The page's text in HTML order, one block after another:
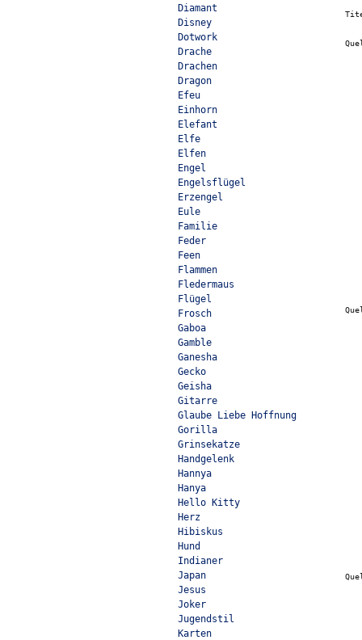
Diamant
Disney
Dotwork
Drache
Drachen
Dragon
Efeu
Einhorn
Elefant
Elfe
Elfen
Engel
Engelsflügel
Erzengel
Eule
Familie
Feder
Feen
Flammen
Fledermaus
Flügel
Frosch
Gaboa
Gamble
Ganesha
Gecko
Geisha
Gitarre
Glaube Liebe Hoffnung
Gorilla
Grinsekatze
Handgelenk
Hannya
Hanya
Hello Kitty
Herz
Hibiskus
Hund
Indianer
Japan
Jesus
Joker
Jugendstil
Karten